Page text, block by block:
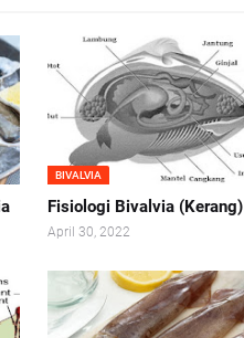
BIVALVIA
Fisiologi Bivalvia (Kerang)
April 30, 2022